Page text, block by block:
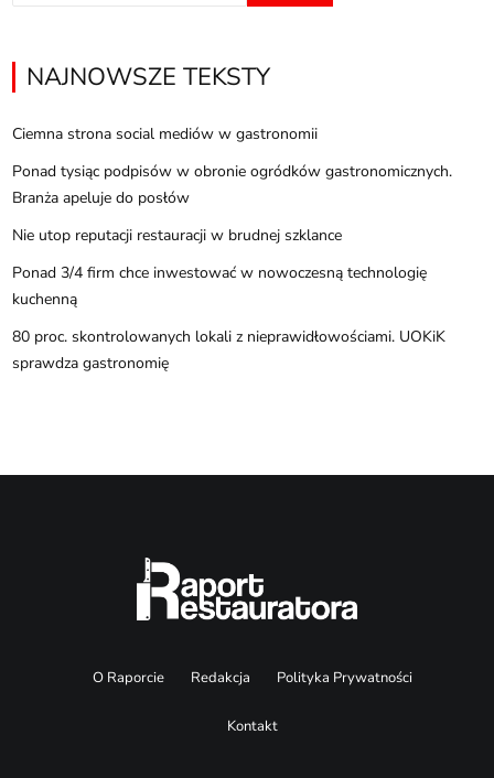
NAJNOWSZE TEKSTY
Ciemna strona social mediów w gastronomii
Ponad tysiąc podpisów w obronie ogródków gastronomicznych.
Branża apeluje do posłów
Nie utop reputacji restauracji w brudnej szklance
Ponad 3/4 firm chce inwestować w nowoczesną technologię
kuchenną
80 proc. skontrolowanych lokali z nieprawidłowościami. UOKiK
sprawdza gastronomię
O Raporcie Redakcja Polityka Prywatności
Kontakt